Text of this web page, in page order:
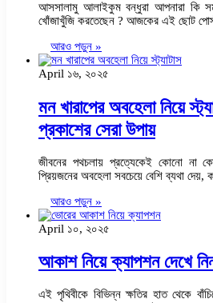
আসসালামু আলাইকুম বন্ধুরা আপনারা কি
খোঁজাখুঁজি করতেছেন ? আজকের এই ছোট
আরও পড়ুন »
April ১৬, ২০২৫
মন খারাপের অবহেলা নিয়ে
প্রকাশের সেরা উপায়
জীবনের পথচলায় প্রত্যেকেই কোনো না
প্রিয়জনের অবহেলা সবচেয়ে বেশি ব্যথা
আরও পড়ুন »
April ১০, ২০২৫
আকাশ নিয়ে ক্যাপশন দেখে
এই পৃথিবীকে বিভিন্ন ক্ষতির হাত থেকে